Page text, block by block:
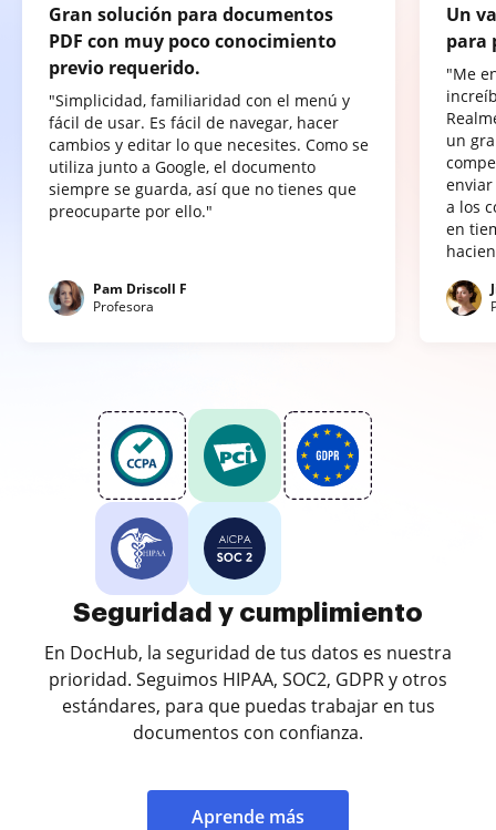
Gran solución para documentos
PDF con muy poco conocimiento
previo requerido.
"Simplicidad, familiaridad con el menú y
fácil de usar. Es fácil de navegar, hacer
cambios y editar lo que necesites. Como se
utiliza junto a Google, el documento
siempre se guarda, así que no tienes que
preocuparte por ello."
Pam Driscoll F
Profesora
Un
para
"Me
un
a los
en
Seguridad y cumplimiento
En DocHub, la seguridad de tus datos es nuestra
prioridad. Seguimos HIPAA, SOC2, GDPR y otros
estándares, para que puedas trabajar en tus
documentos con confianza.
Aprende más